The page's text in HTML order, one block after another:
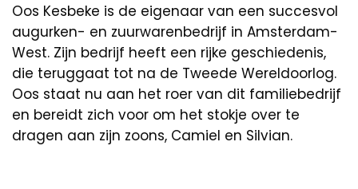
Oos Kesbeke is de eigenaar van een succesvol
augurken- en zuurwarenbedrijf in Amsterdam-
West. Zijn bedrijf heeft een rijke geschiedenis,
die teruggaat tot na de Tweede Wereldoorlog.
Oos staat nu aan het roer van dit familiebedrijf
en bereidt zich voor om het stokje over te
dragen aan zijn zoons, Camiel en Silvian.